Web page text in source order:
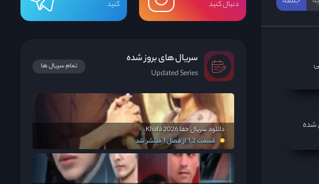
شده
دنبال کنید
کنید
سریال های بروز شده
Updated Series
تمام سریال ها
دانلود سریال خفا Khafa 2026
قسمت 1,2 از فصل 1 منتشر شد